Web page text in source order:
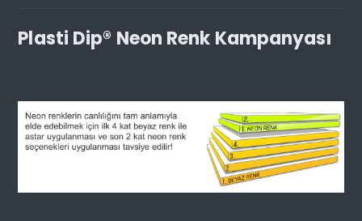
Plasti Dip® Neon Renk Kampanyası